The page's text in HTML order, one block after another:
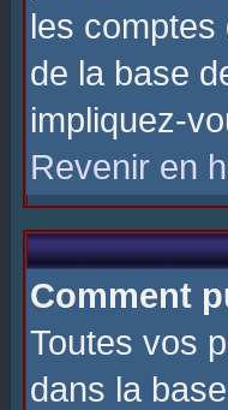
les
de la base
impliquez-
Revenir en
Comment
Toutes vos
dans la